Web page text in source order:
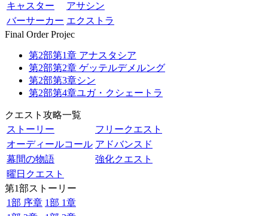
キャスター
アサシン
バーサーカー エクストラ
Final Order Projec
第2部第1章 アナスタシア
第2部第2章 ゲッテルデメルング
第2部第3章シン
第2部第4章ユガ・クシェートラ
クエスト攻略一覧
ストーリー
フリークエスト
オーディールコール アドバンスド
幕間の物語
強化クエスト
曜日クエスト
第1部ストーリー
1部 序章 1部 1章